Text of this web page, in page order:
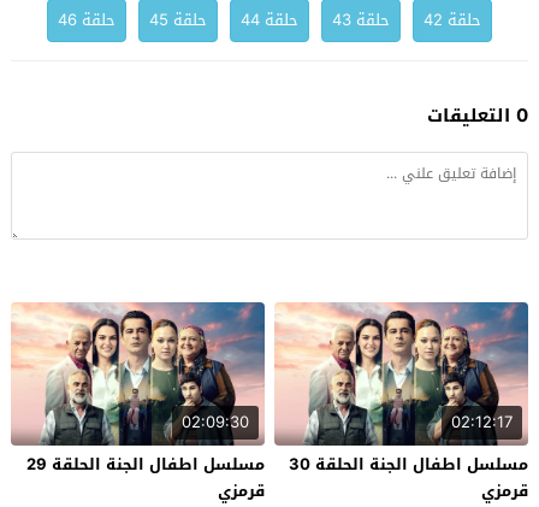
حلقة 42
حلقة 43 حلقة 44 حلقة 45 حلقة 46
0 التعليقات
02:12:17
مسلسل اطفال الجنة الحلقة 30
قرمزي
02:09:30
مسلسل اطفال الجنة الحلقة 29
قرمزي